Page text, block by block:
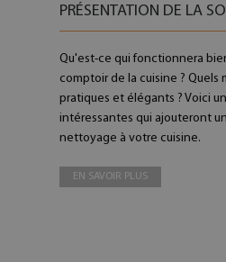
Crédences de cuisine en verre Marbre mur
139.99 EUR
PRÉSENTATION DE LA
Qu'est-ce qui fonctionnera
comptoir de la cuisine ? Quels
pratiques et élégants ? Voici
intéressantes qui ajouteront
nettoyage à votre cuisine.
EN SAVOIR PLUS